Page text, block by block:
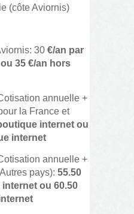
(côte Aviornis)
30 €/an par
35 €/an hors
annuelle +
la France et
internet ou
internet
annuelle +
pays): 55.50
ou 60.50